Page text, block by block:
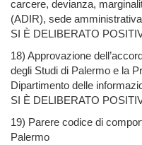
carcere, devianza,
(ADIR), sede
SI È DELIBERATO
18) Approvazione
degli Studi di Palermo e la
Dipartimento delle
SI È DELIBERATO
19) Parere codice di
Palermo